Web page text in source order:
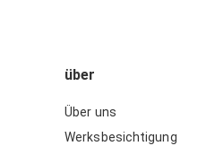
über
Über uns
Werksbesichtigung